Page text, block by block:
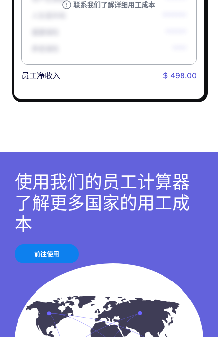
联系我们了解详细用工成本
员工净收入 $ 498.00
使用我们的员工计算器
了解更多国家的用工成
本
前往使用